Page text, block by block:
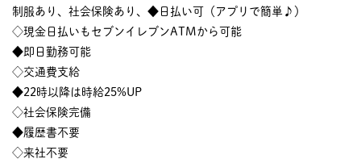
制服あり、社会保険あり、◆日払い可（アプリで簡単♪）
◇現金日払いもセブンイレブンATMから可能
◆即日勤務可能
◇交通費支給
◆22時以降は時給25%UP
◇社会保険完備
◆履歴書不要
◇来社不要